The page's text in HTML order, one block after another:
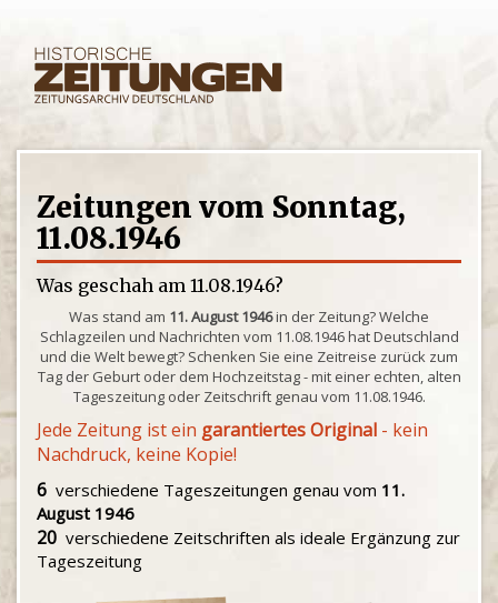
Zeitungen vom Sonntag,
11.08.1946
Was geschah am 11.08.1946?
Was stand am 11. August 1946in der Zeitung? Welche
Schlagzeilen und Nachrichten vom 11.08.1946 hat Deutschland
und die Welt bewegt? Schenken Sie eine Zeitreise zurück zum
Tag der Geburt oder dem Hochzeitstag - mit einer echten, alten
Tageszeitung oder Zeitschrift genau vom 11.08.1946.
Jede Zeitung ist ein garantiertes Original - kein
Nachdruck, keine Kopie!
6 verschiedene Tageszeitungen genau vom 11.
August 1946
20 verschiedene Zeitschriften als ideale Ergänzung zur
Tageszeitung